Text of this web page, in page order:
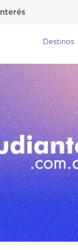
Destinos